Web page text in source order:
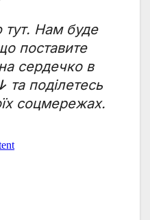
тут. Нам буде
поставите
сердечко в
та поділетесь
соцмережах.